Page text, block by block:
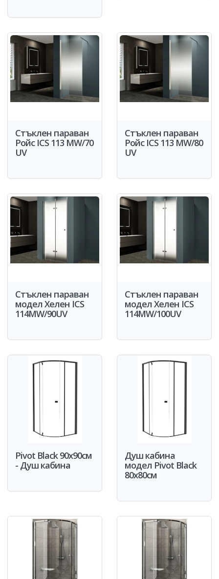
Стъклен параван
Ройс ICS 113 MW/70
UV
Стъклен параван
Ройс ICS 113 MW/80
UV
Стъклен параван
модел Хелен ICS
114MW/90UV
Стъклен параван
модел Хелен ICS
114MW/100UV
Pivot Black 90x90см
- Душ кабина
Душ кабина
модел Pivot Black
80x80см